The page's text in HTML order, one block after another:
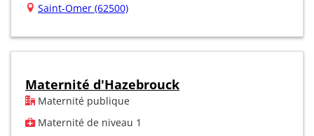
Saint-Omer (62500)
Maternité d'Hazebrouck
Maternité publique
Maternité de niveau 1